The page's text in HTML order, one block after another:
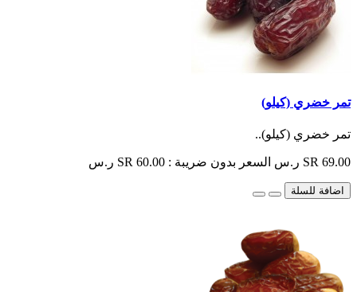
تمر خضري (كيلو)
تمر خضري (كيلو)..
SR 69.00 ر.س السعر بدون ضريبة : SR 60.00 ر.س
اضافة للسلة